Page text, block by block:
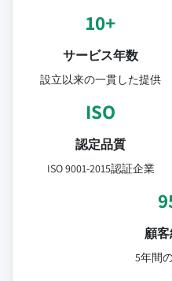
10+
サービス年数
設立以来の一貫した提供
ISO
認定品質
ISO 9001-2015認証企業
顧
5年間